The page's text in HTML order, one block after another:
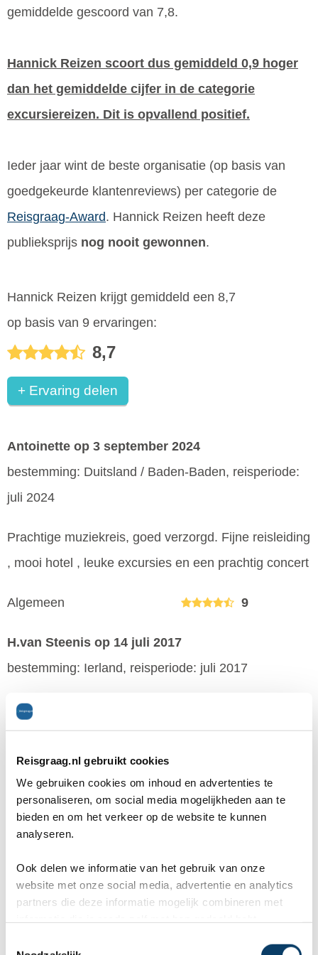
Reisgraag.nl gebruikt cookies
We gebruiken cookies om inhoud en advertenties te
personaliseren, om social media mogelijkheden aan te
bieden en om het verkeer op de website te kunnen
analyseren.
Ook delen we informatie van het gebruik van onze
website met onze social media, advertentie en analytics
partners die deze informatie mogelijk combineren met
gemiddelde gescoord van 7,8.
Hannick Reizen scoort dus gemiddeld 0,9 hoger
dan het gemiddelde cijfer in de categorie
excursiereizen. Dit is opvallend positief.
Ieder jaar wint de beste organisatie (op basis van
goedgekeurde klantenreviews) per categorie de
Reisgraag-Award. Hannick Reizen heeft deze
publieksprijs nog nooit gewonnen.
Hannick Reizen krijgt gemiddeld een 8,7
op basis van 9 ervaringen:
8,7
+ Ervaring delen
Antoinette op 3 september 2024
bestemming: Duitsland / Baden-Baden, reisperiode:
juli 2024
Prachtige muziekreis, goed verzorgd. Fijne reisleiding
, mooi hotel , leuke excursies en een prachtig concert
Algemeen 9
H.van Steenis op 14 juli 2017
bestemming: Ierland, reisperiode: juli 2017
Was een mooie reis.
Veel mooie muziek.
Een leuk gezelschap
Algemeen 8
Piet de Groot
bestemming: Ierland / Cork/Bantry, reisperiode: juli
2017